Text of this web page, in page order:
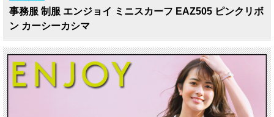
事務服 制服 エンジョイ ミニスカーフ EAZ505 ピンクリボ
ン カーシーカシマ